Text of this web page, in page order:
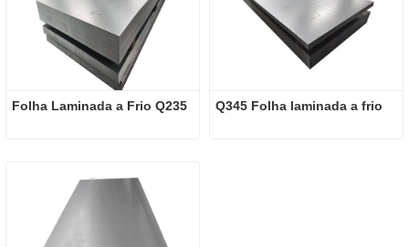
Folha Laminada a Frio Q235 Q345 Folha laminada a frio